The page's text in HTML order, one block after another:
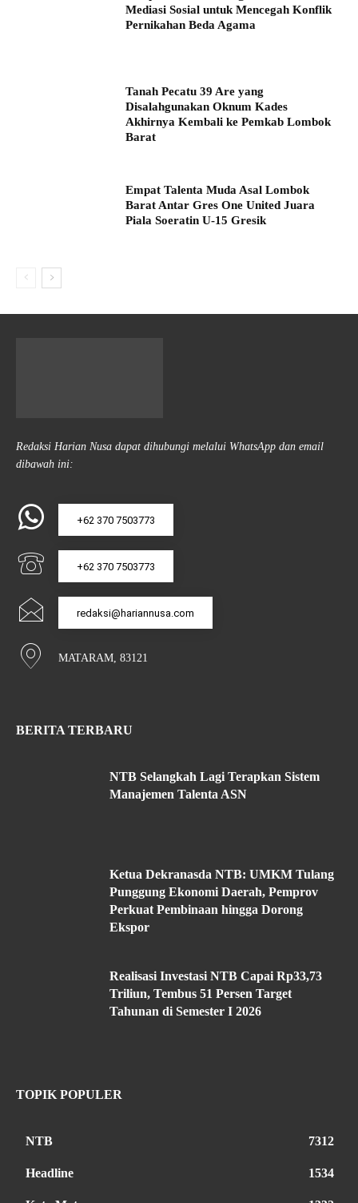
Mediasi Sosial untuk Mencegah Konflik
Pernikahan Beda Agama
Tanah Pecatu 39 Are yang
Disalahgunakan Oknum Kades
Akhirnya Kembali ke Pemkab Lombok
Barat
Empat Talenta Muda Asal Lombok
Barat Antar Gres One United Juara
Piala Soeratin U-15 Gresik
Redaksi Harian Nusa dapat dihubungi melalui WhatsApp dan email
dibawah ini:
+62 370 7503773
+62 370 7503773
redaksi@hariannusa.com
MATARAM, 83121
BERITA TERBARU
NTB Selangkah Lagi Terapkan Sistem
Manajemen Talenta ASN
Ketua Dekranasda NTB: UMKM Tulang
Punggung Ekonomi Daerah, Pemprov
Perkuat Pembinaan hingga Dorong
Ekspor
Realisasi Investasi NTB Capai Rp33,73
Triliun, Tembus 51 Persen Target
Tahunan di Semester I 2026
TOPIK POPULER
NTB 7312
Headline 1534